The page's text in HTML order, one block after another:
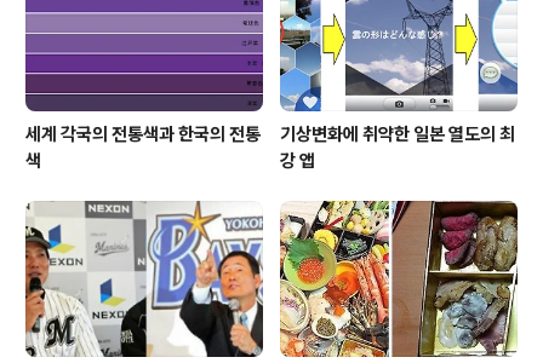
세계 각국의 전통색과 한국의 전통
색
기상변화에 취약한 일본 열도의 최
강 앱